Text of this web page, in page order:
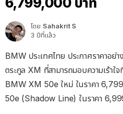
โดย Sahakrit S
3 ปีที่แล้ว
BMW ประเทศไทย ประกาศราคาอย่
ตระกูล XM ที่สามารถมอบความเร้าใ
BMW XM 50e ใหม่ ในราคา
50e (Shadow Line) ในราคา